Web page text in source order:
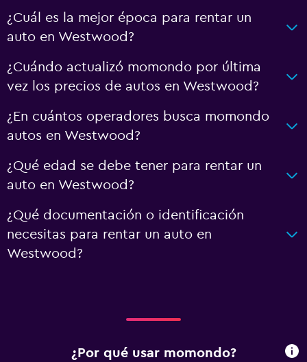
¿Cuál es la mejor época para rentar un
auto en Westwood?
¿Cuándo actualizó momondo por última
vez los precios de autos en Westwood?
¿En cuántos operadores busca momondo
autos en Westwood?
¿Qué edad se debe tener para rentar un
auto en Westwood?
¿Qué documentación o identificación
necesitas para rentar un auto en
Westwood?
¿Por qué usar momondo?